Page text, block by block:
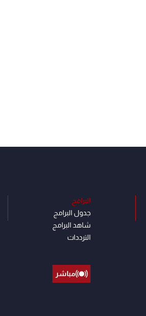
البرامج
جدول البرامج
شاهد البرامج
الترددات
مباشر